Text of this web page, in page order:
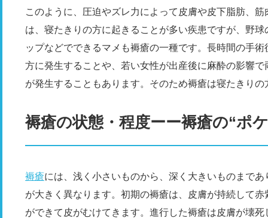
このように、圧迫やズレ力によって皮膚や皮下脂肪、
は、寝たきりの方に起きることが多い疾患ですが、野
ップなどでできるマメも褥瘡の一種です。長時間の手
方に発生することや、若い女性が出産後に麻酔の影響
が発生することもあります。そのため褥瘡は寝たきり
褥瘡の状態・程度ーー褥瘡の“ポ
褥瘡には、浅く小さいものから、深く大きいものまで
が大きく異なります。初期の褥瘡は、皮膚が持続して
ができて皮がむけてきます。進行した褥瘡は皮膚が壊